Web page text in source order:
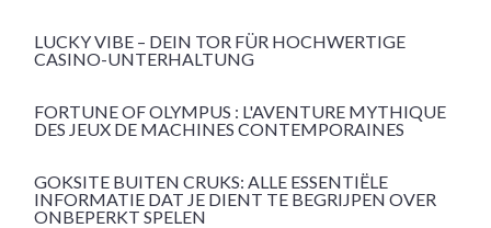
LUCKY VIBE – DEIN TOR FÜR HOCHWERTIGE
CASINO-UNTERHALTUNG
FORTUNE OF OLYMPUS : L'AVENTURE MYTHIQUE
DES JEUX DE MACHINES CONTEMPORAINES
GOKSITE BUITEN CRUKS: ALLE ESSENTIËLE
INFORMATIE DAT JE DIENT TE BEGRIJPEN OVER
ONBEPERKT SPELEN